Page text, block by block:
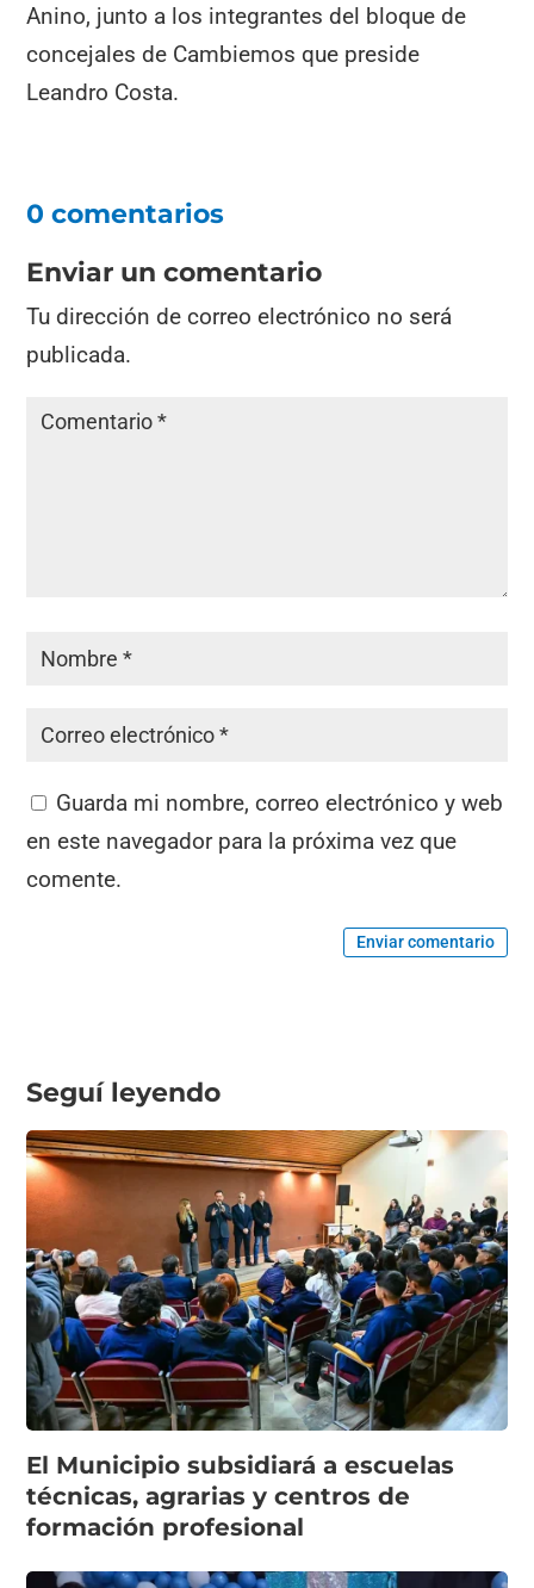
Anino, junto a los integrantes del bloque de
concejales de Cambiemos que preside
Leandro Costa.
0 comentarios
Enviar un comentario
Tu dirección de correo electrónico no será
publicada.
Guarda mi nombre, correo electrónico y web
en este navegador para la próxima vez que
comente.
Enviar comentario
Seguí leyendo
El Municipio subsidiará a escuelas
técnicas, agrarias y centros de
formación profesional